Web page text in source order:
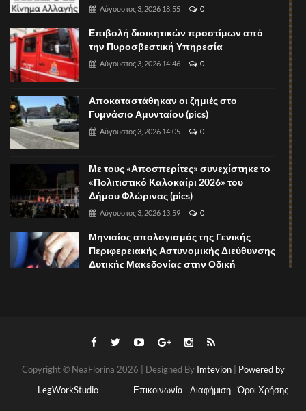
Αύγουστος 3, 2026 18:55 0
Επιβολή διοικητικών προστίμων από
την Πυροσβεστική Υπηρεσία
Αύγουστος 3, 2026 14:46 0
Αποκαταστάθηκαν οι ζημιές στο
Γυμνάσιο Αμυνταίου (pics)
Αύγουστος 3, 2026 14:05 0
Με τους «Αποσπερίτες» συνεχίστηκε το
«Πολιτιστικό Καλοκαίρι 2026» του
Δήμου Φλώρινας (pics)
Αύγουστος 3, 2026 13:59 0
Μηνιαίος απολογισμός της Γενικής
Περιφερειακής Αστυνομικής Διεύθυνσης
Δυτικής Μακεδονίας στην Οδική
Χριστουγέννων (2026) και Πάσχα (2027)
Αύγουστος 3, 2026 13:31
Δήμος Αμυνταίου: Ένταξη στο
Copyright © NeaFlorina 2026 | Designed By Imtevion| Powered by
LegWorkStudio
Επικοινωνία Διαφήμιση Όροι Χρήσης